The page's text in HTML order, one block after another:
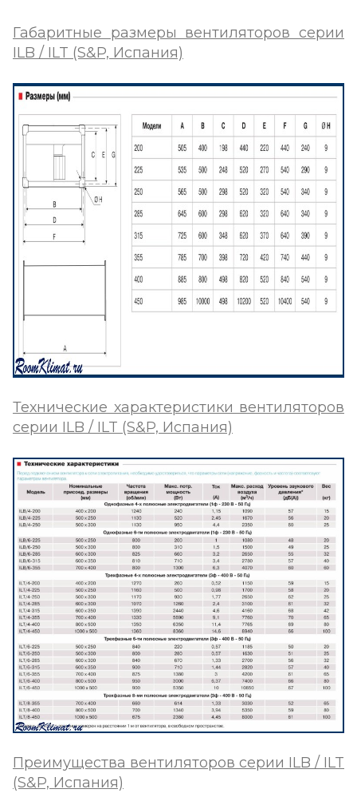
Габаритные размеры вентиляторов серии
ILB / ILT (S&P, Испания)
Технические характеристики вентиляторов
серии ILB / ILT (S&P, Испания)
Преимущества вентиляторов серии ILB / ILT
(S&P, Испания)